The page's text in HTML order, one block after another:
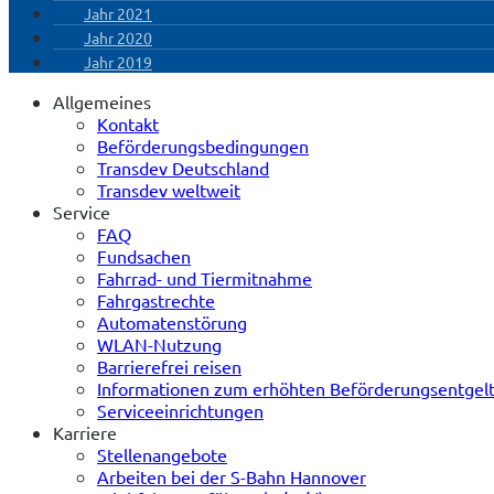
Jahr 2021
Jahr 2020
Jahr 2019
Allgemeines
Kontakt
Beförderungsbedingungen
Transdev Deutschland
Transdev weltweit
Service
FAQ
Fundsachen
Fahrrad- und Tiermitnahme
Fahrgastrechte
Automatenstörung
WLAN-Nutzung
Barrierefrei reisen
Informationen zum erhöhten Beförderungsentgelt
Serviceeinrichtungen
Karriere
Stellenangebote
Arbeiten bei der S-Bahn Hannover